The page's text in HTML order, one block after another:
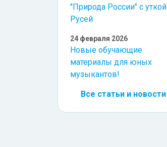
"Природа России" с уткой
Русей
24 февраля 2026
Новые обучающие
материалы для юных
музыкантов!
Все статьи и новости